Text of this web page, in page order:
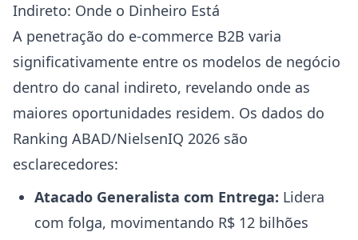
Indireto: Onde o Dinheiro Está
A penetração do e-commerce B2B varia
significativamente entre os modelos de negócio
dentro do canal indireto, revelando onde as
maiores oportunidades residem. Os dados do
Ranking ABAD/NielsenIQ 2026 são
esclarecedores:
Atacado Generalista com Entrega: Lidera
com folga, movimentando R$ 12 bilhões